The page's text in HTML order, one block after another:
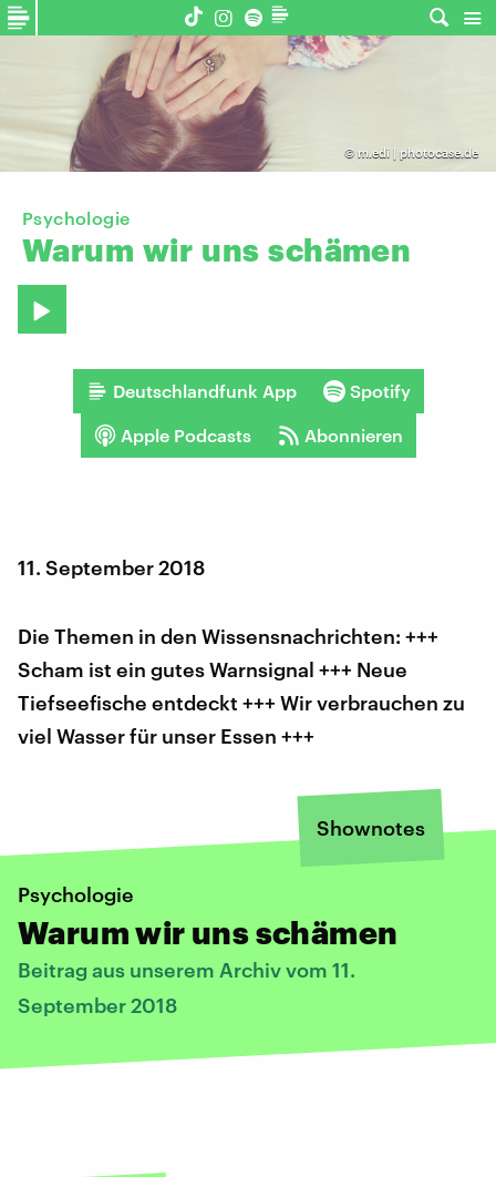
© m.edi | photocase.de
Psychologie
Warum wir uns schämen
Deutschlandfunk App Spotify
Apple Podcasts Abonnieren
11. September 2018
Die Themen in den Wissensnachrichten: +++
Scham ist ein gutes Warnsignal +++ Neue
Tiefseefische entdeckt +++ Wir verbrauchen zu
viel Wasser für unser Essen +++
Shownotes
Psychologie
Warum wir uns schämen
Beitrag aus unserem Archiv vom 11.
September 2018